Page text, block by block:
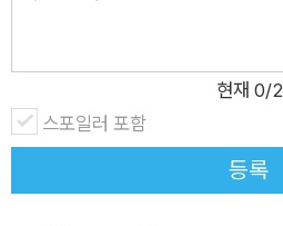
현재 0/
스포일러 포함
등록